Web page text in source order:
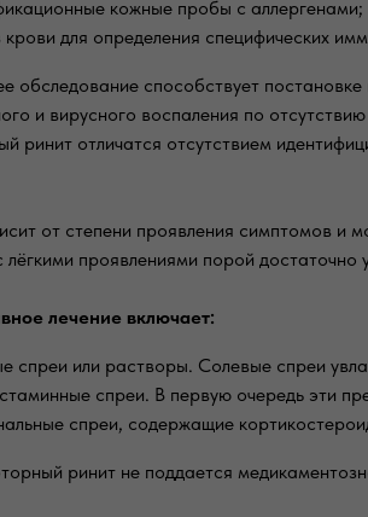
кожные пробы с аллергенами;
крови для определения специфических
обследование способствует
и вирусного воспаления по
ринит отличатся отсутствием
от степени проявления симптомов и
проявлениями порой
лечение включает:
спреи или растворы. Солевые спреи
спреи. В первую очередь эти
спреи, содержащие
ринит не поддается